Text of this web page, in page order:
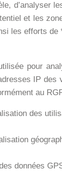
d’analyser
et les
les efforts
pour
IP
au
des
données